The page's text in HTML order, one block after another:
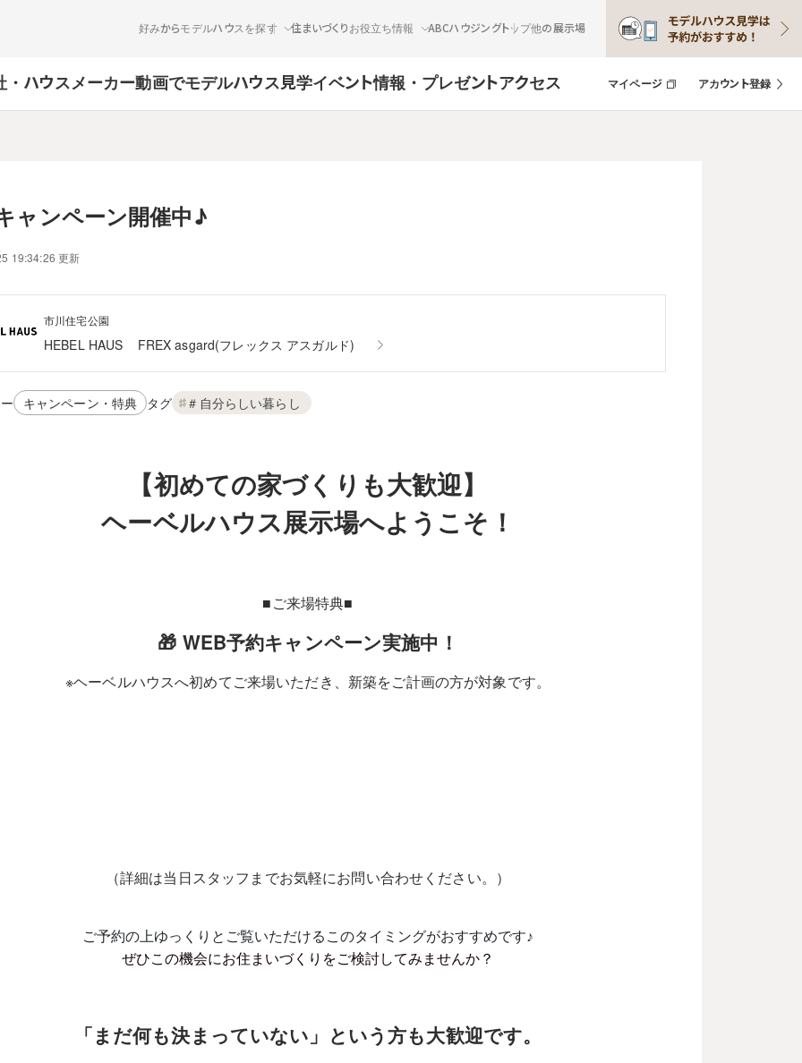
好みからモデルハウスを探す 住まいづくりお役立ち情報 ABCハウジングトップ他の展示場
・ハウスメーカー動画でモデルハウス見学イベント情報・プレゼントアクセス マイページ アカウント登録
ャンペーン開催中♪
19:34:26 更新
市川住宅公園
HEBEL HAUS FREX asgard(フレックス アスガルド)
キャンペーン・特典 タグ ＃自分らしい暮らし
【初めての家づくりも大歓迎】
ヘーベルハウス展示場へようこそ！
■ご来場特典■
🎁 WEB予約キャンペーン実施中！
※ヘーベルハウスへ初めてご来場いただき、新築をご計画の方が対象です。
（詳細は当日スタッフまでお気軽にお問い合わせください。）
ご予約の上ゆっくりとご覧いただけるこのタイミングがおすすめです♪
ぜひこの機会にお住まいづくりをご検討してみませんか？
「まだ何も決まっていない」という方も大歓迎です。